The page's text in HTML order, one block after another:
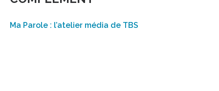
Ma Parole : l’atelier média de TBS